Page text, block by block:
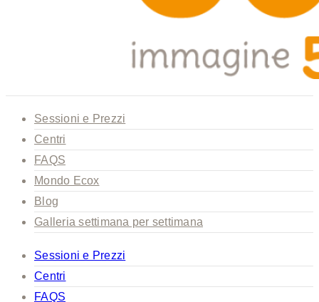
Sessioni e Prezzi
Centri
FAQS
Mondo Ecox
Blog
Galleria settimana per settimana
Sessioni e Prezzi
Centri
FAQS